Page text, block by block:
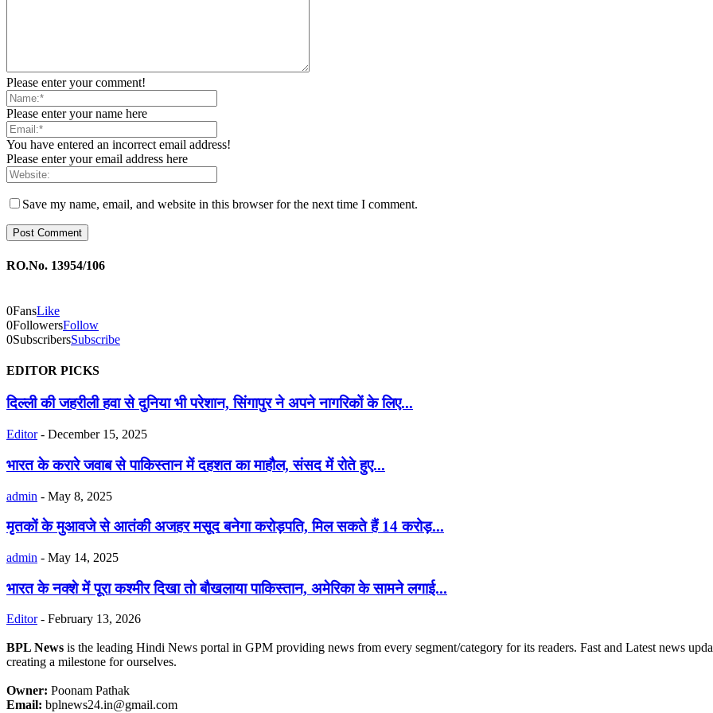
Please enter your comment!
Please enter your name here
You have entered an incorrect email address!
Please enter your email address here
Save my name, email, and website in this browser for the next time I comment.
RO.No. 13954/106
0FansLike
0FollowersFollow
0SubscribersSubscribe
EDITOR PICKS
दिल्ली की जहरीली हवा से दुनिया भी परेशान, सिंगापुर ने अपने नागरिकों के लिए...
Editor - December 15, 2025
भारत के करारे जवाब से पाकिस्तान में दहशत का माहौल, संसद में रोते हुए...
admin - May 8, 2025
मृतकों के मुआवजे से आतंकी अजहर मसूद बनेगा करोड़पति, मिल सकते हैं 14 करोड़...
admin - May 14, 2025
भारत के नक्शे में पूरा कश्मीर दिखा तो बौखलाया पाकिस्तान, अमेरिका के सामने लगाई...
Editor - February 13, 2026
BPL News is the leading Hindi News portal in GPM providing news from every segment/category for its readers. Fast and Latest news
creating a milestone for ourselves.
Owner: Poonam Pathak
Email: bplnews24.in@gmail.com